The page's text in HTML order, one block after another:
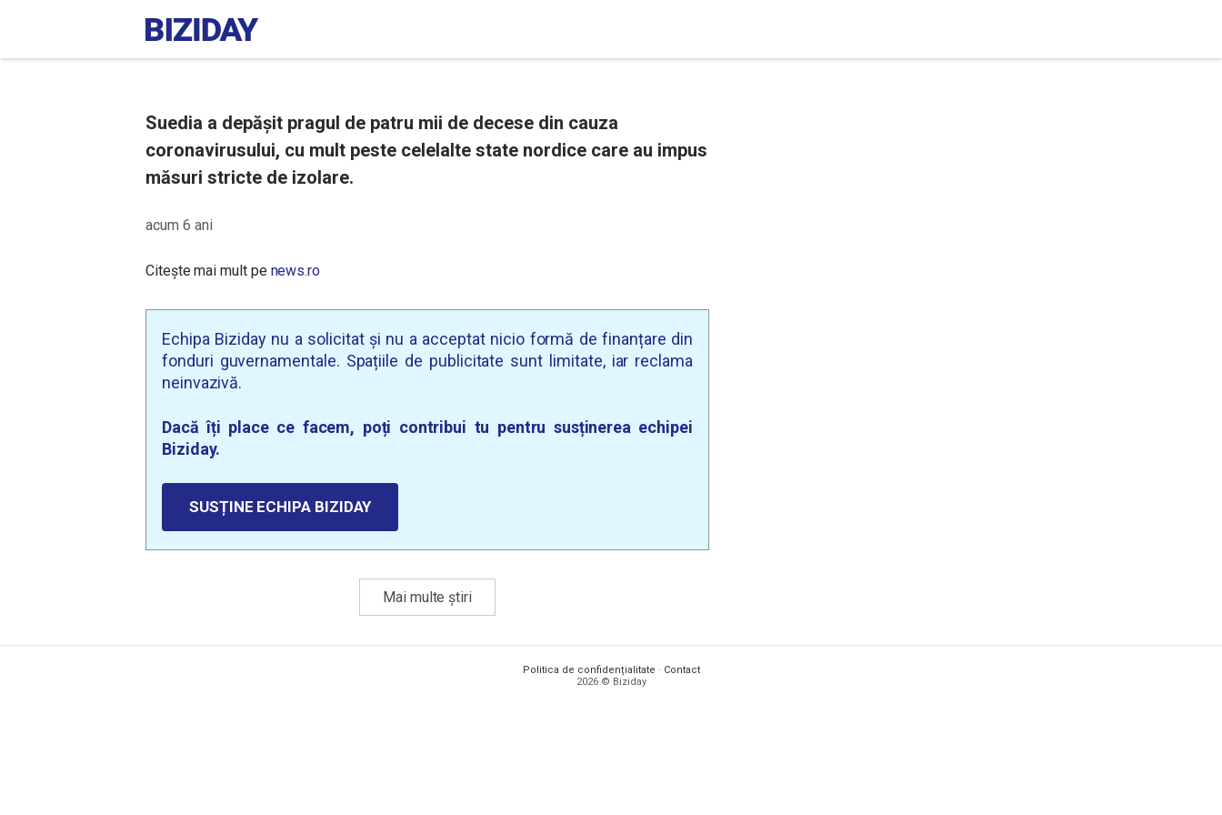
Suedia a depășit pragul de patru mii de decese din cauza
coronavirusului, cu mult peste celelalte state nordice care au impus
măsuri stricte de izolare.
acum 6 ani
Citește mai mult pe news.ro
Echipa Biziday nu a solicitat și nu a acceptat nicio formă de finanțare din
fonduri guvernamentale. Spațiile de publicitate sunt limitate, iar reclama
neinvazivă.
Dacă îți place ce facem, poți contribui tu pentru susținerea echipei
Biziday.
SUSȚINE ECHIPA BIZIDAY
Mai multe știri
Politica de confidențialitate · Contact
2026 © Biziday